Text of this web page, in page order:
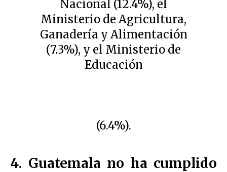
Nacional (12.4%), el
Ministerio de Agricultura,
Ganadería y Alimentación
(7.3%), y el Ministerio de
Educación
(6.4%).
4. Guatemala no ha cumplido